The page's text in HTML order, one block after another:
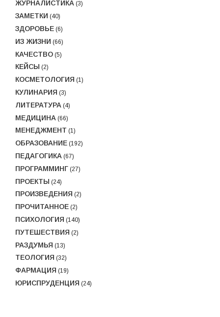
ЖУРНАЛИСТИКА (3)
ЗАМЕТКИ (40)
ЗДОРОВЬЕ (6)
ИЗ ЖИЗНИ (66)
КАЧЕСТВО (5)
КЕЙСЫ (2)
КОСМЕТОЛОГИЯ (1)
КУЛИНАРИЯ (3)
ЛИТЕРАТУРА (4)
МЕДИЦИНА (66)
МЕНЕДЖМЕНТ (1)
ОБРАЗОВАНИЕ (192)
ПЕДАГОГИКА (67)
ПРОГРАММИНГ (27)
ПРОЕКТЫ (24)
ПРОИЗВЕДЕНИЯ (2)
ПРОЧИТАННОЕ (2)
ПСИХОЛОГИЯ (140)
ПУТЕШЕСТВИЯ (2)
РАЗДУМЬЯ (13)
ТЕОЛОГИЯ (32)
ФАРМАЦИЯ (19)
ЮРИСПРУДЕНЦИЯ (24)